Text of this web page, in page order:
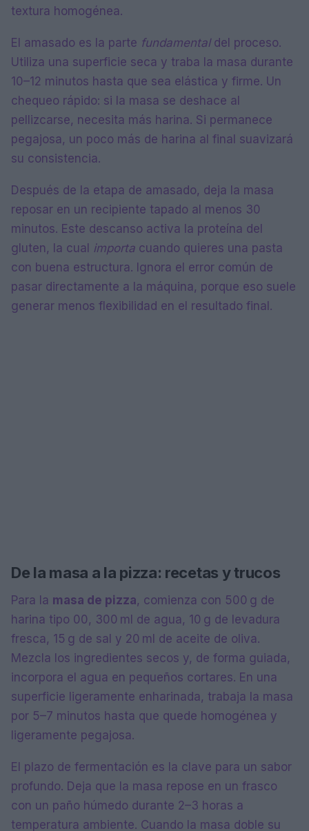
textura homogénea.
El amasado es la parte fundamentaldel proceso.
Utiliza una superficie seca y traba la masa durante
10–12 minutos hasta que sea elástica y firme. Un
chequeo rápido: si la masa se deshace al
pellizcarse, necesita más harina. Si permanece
pegajosa, un poco más de harina al final suavizará
su consistencia.
Después de la etapa de amasado, deja la masa
reposar en un recipiente tapado al menos 30
minutos. Este descanso activa la proteína del
gluten, la cual importa cuando quieres una pasta
con buena estructura. Ignora el error común de
pasar directamente a la máquina, porque eso suele
generar menos flexibilidad en el resultado final.
De la masa a la pizza: recetas y trucos
Para la masa de pizza, comienza con 500 g de
harina tipo 00, 300 ml de agua, 10 g de levadura
fresca, 15 g de sal y 20 ml de aceite de oliva.
Mezcla los ingredientes secos y, de forma guiada,
incorpora el agua en pequeños cortares. En una
superficie ligeramente enharinada, trabaja la masa
por 5–7 minutos hasta que quede homogénea y
ligeramente pegajosa.
El plazo de fermentación es la clave para un sabor
profundo. Deja que la masa repose en un frasco
con un paño húmedo durante 2–3 horas a
temperatura ambiente. Cuando la masa doble su